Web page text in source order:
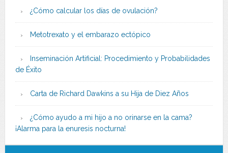
¿Cómo calcular los días de ovulación?
Metotrexato y el embarazo ectópico
Inseminación Artificial: Procedimiento y Probabilidades
de Éxito
Carta de Richard Dawkins a su Hija de Diez Años
¿Cómo ayudo a mi hijo a no orinarse en la cama?
¡Alarma para la enuresis nocturna!